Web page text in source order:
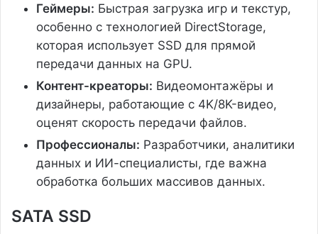
Геймеры: Быстрая загрузка игр и текстур,
особенно с технологией DirectStorage,
которая использует SSD для прямой
передачи данных на GPU.
Контент-креаторы: Видеомонтажёры и
дизайнеры, работающие с 4K/8K-видео,
оценят скорость передачи файлов.
Профессионалы: Разработчики, аналитики
данных и ИИ-специалисты, где важна
обработка больших массивов данных.
SATA SSD